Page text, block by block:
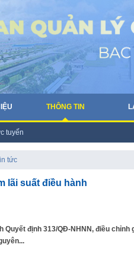
THÔNG TIN
tuyến
tức
lãi suất điều hành
Quyết định 313/QĐ-NHNN, điều